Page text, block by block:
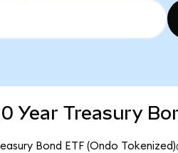
Year Treasury
Bond ETF (Ondo Tokenized)